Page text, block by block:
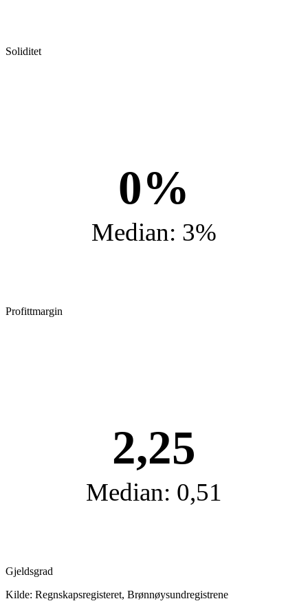
Soliditet
0%
Median: 3%
Profittmargin
2,25
Median: 0,51
Gjeldsgrad
Kilde: Regnskapsregisteret, Brønnøysundregistrene